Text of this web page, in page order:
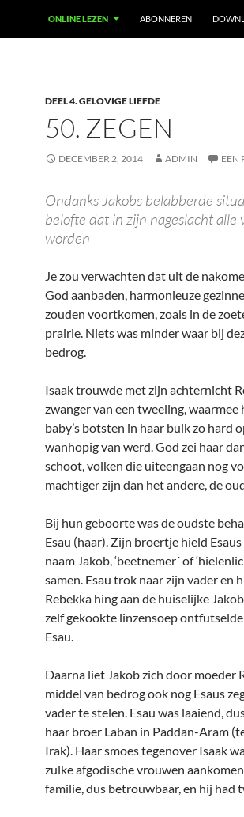
ONLINE LEZEN ABONNEREN
DEEL 4. GELOVIGE LIEFDE
50. ZEGEN
DECEMBER 2, 2014 ADMIN EEN
Ondanks Jakobs belabberde
belofte dat in zijn nageslacht alle
worden
Je zou verwachten dat uit de
God aanbaden, harmonieuze
zouden voortkomen, zoals in de
prairie. Niets was minder waar bij
bedrog.
Isaak trouwde met zijn achternicht
zwanger van een tweeling, waarmee
baby’s botsten in haar buik zo hard
wanhopig van werd. God zei haar
schoot, volken die uiteengaan nog
machtiger zijn dan het andere, de
Bij hun geboorte was de oudste
Esau (haar). Zijn broertje hield
naam Jakob, ‘beetnemer´ of
samen. Esau trok naar zijn vader en
Rebekka hing aan de huiselijke
zelf gekookte linzensoep
Esau.
Daarna liet Jakob zich door moeder
middel van bedrog ook nog Esaus
vader te stelen. Esau was laaiend,
haar broer Laban in Paddan-Aram
Irak). Haar smoes tegenover Isaak
zulke afgodische vrouwen
familie, dus betrouwbaar, en hij had